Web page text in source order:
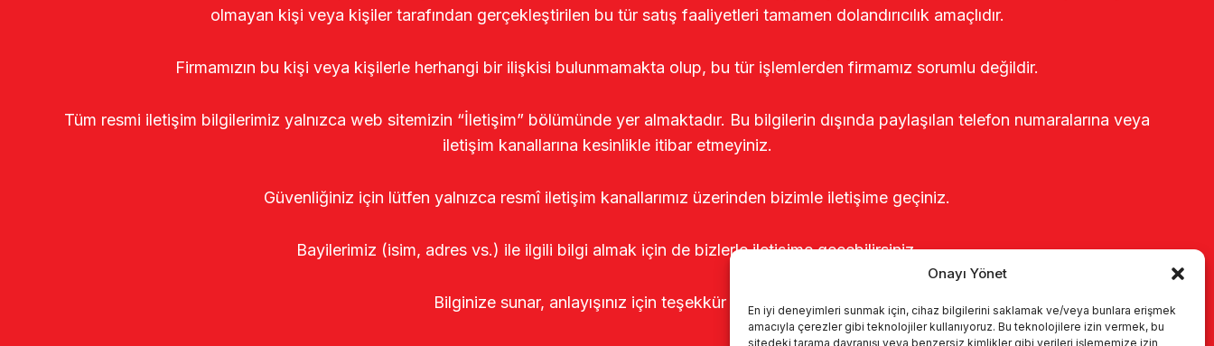
Onayı Yönet
En iyi deneyimleri sunmak için, cihaz bilgilerini saklamak ve/veya bunlara erişmek
amacıyla çerezler gibi teknolojiler kullanıyoruz. Bu teknolojilere izin vermek, bu
sitedeki tarama davranışı veya benzersiz kimlikler gibi verileri işlememize izin
olmayan kişi veya kişiler tarafından gerçekleştirilen bu tür satış faaliyetleri tamamen dolandırıcılık amaçlıdır.
Firmamızın bu kişi veya kişilerle herhangi bir ilişkisi bulunmamakta olup, bu tür işlemlerden firmamız sorumlu değildir.
Tüm resmi iletişim bilgilerimiz yalnızca web sitemizin “İletişim” bölümünde yer almaktadır. Bu bilgilerin dışında paylaşılan telefon numaralarına veya
iletişim kanallarına kesinlikle itibar etmeyiniz.
Güvenliğiniz için lütfen yalnızca resmî iletişim kanallarımız üzerinden bizimle iletişime geçiniz.
Bayilerimiz (isim, adres vs.) ile ilgili bilgi almak için de bizlerle iletişime geçebilirsiniz.
Bilginize sunar, anlayışınız için teşekkür ederiz.